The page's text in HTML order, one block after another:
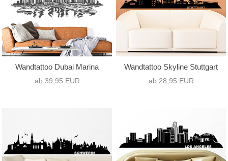
Wandtattoo Dubai Marina
ab 39,95 EUR
Wandtattoo Skyline Stuttgart
ab 28,95 EUR